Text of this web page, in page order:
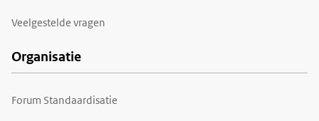
Veelgestelde vragen
Organisatie
Forum Standaardisatie